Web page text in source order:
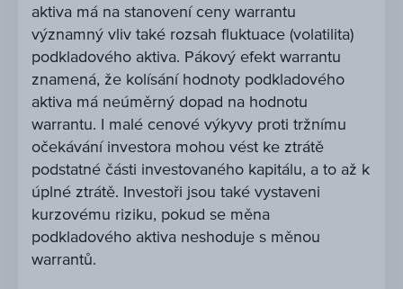
aktiva má na stanovení ceny warrantu
významný vliv také rozsah fluktuace (volatilita)
podkladového aktiva. Pákový efekt warrantu
znamená, že kolísání hodnoty podkladového
aktiva má neúměrný dopad na hodnotu
warrantu. I malé cenové výkyvy proti tržnímu
očekávání investora mohou vést ke ztrátě
podstatné části investovaného kapitálu, a to až k
úplné ztrátě. Investoři jsou také vystaveni
kurzovému riziku, pokud se měna
podkladového aktiva neshoduje s měnou
warrantů.